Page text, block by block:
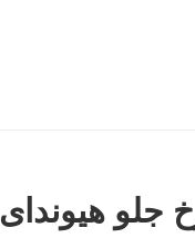
هیوندای